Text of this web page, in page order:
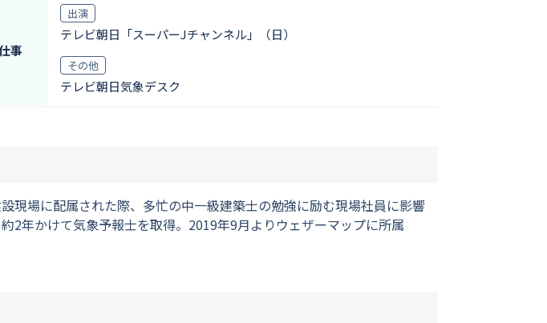
事
出演
テレビ朝日「スーパーJチャンネル」（日）
その他
テレビ朝日気象デスク
現場に配属された際、多忙の中一級建築士の勉強に励む現場社員に影響
2年かけて気象予報士を取得。2019年9月よりウェザーマップに所属